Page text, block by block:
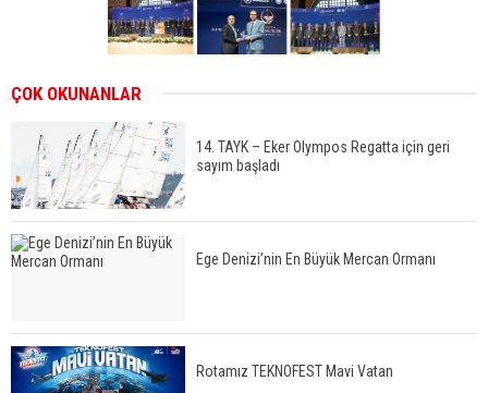
ÇOK OKUNANLAR
14. TAYK – Eker Olympos Regatta için geri
sayım başladı
Ege Denizi’nin En Büyük Mercan Ormanı
Rotamız TEKNOFEST Mavi Vatan